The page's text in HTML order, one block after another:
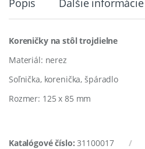
Koreničky na stôl trojdielne
Materiál: nerez
Soľnička, korenička, špáradlo
Rozmer: 125 x 85 mm
Katalógové číslo:31100017